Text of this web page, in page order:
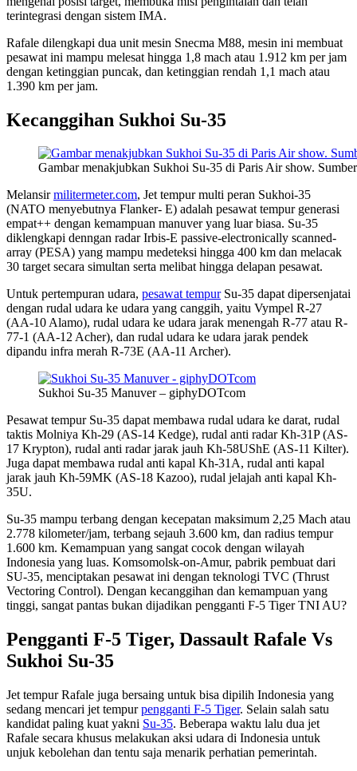
terintegrasi dengan sistem IMA.
Rafale dilengkapi dua unit mesin Snecma M88, mesin ini membuat
pesawat ini mampu melesat hingga 1,8 mach atau 1.912 km per jam
dengan ketinggian puncak, dan ketinggian rendah 1,1 mach atau
1.390 km per jam.
Kecanggihan Sukhoi Su-35
Gambar menakjubkan Sukhoi Su-35 di Paris Air show.
Melansirmilitermeter.com, Jet tempur multi peran Sukhoi-35
(NATO menyebutnya Flanker- E) adalah pesawat tempur generasi
empat++ dengan kemampuan manuver yang luar biasa. Su-35
diklengkapi denngan radar Irbis-E passive-electronically scanned-
array (PESA) yang mampu medeteksi hingga 400 km dan melacak
30 target secara simultan serta melibat hingga delapan pesawat.
Untuk pertempuran udara, pesawat tempurSu-35 dapat dipersenjatai
dengan rudal udara ke udara yang canggih, yaitu Vympel R-27
(AA-10 Alamo), rudal udara ke udara jarak menengah R-77 atau R-
77-1 (AA-12 Acher), dan rudal udara ke udara jarak pendek
dipandu infra merah R-73E (AA-11 Archer).
Sukhoi Su-35 Manuver – giphyDOTcom
Pesawat tempur Su-35 dapat membawa rudal udara ke darat, rudal
taktis Molniya Kh-29 (AS-14 Kedge), rudal anti radar Kh-31P (AS-
17 Krypton), rudal anti radar jarak jauh Kh-58UShE (AS-11 Kilter).
Juga dapat membawa rudal anti kapal Kh-31A, rudal anti kapal
jarak jauh Kh-59MK (AS-18 Kazoo), rudal jelajah anti kapal Kh-
35U.
Su-35 mampu terbang dengan kecepatan maksimum 2,25 Mach atau
2.778 kilometer/jam, terbang sejauh 3.600 km, dan radius tempur
1.600 km. Kemampuan yang sangat cocok dengan wilayah
Indonesia yang luas. Komsomolsk-on-Amur, pabrik pembuat dari
SU-35, menciptakan pesawat ini dengan teknologi TVC (Thrust
Vectoring Control). Dengan kecanggihan dan kemampuan yang
tinggi, sangat pantas bukan dijadikan pengganti F-5 Tiger TNI AU?
Pengganti F-5 Tiger, Dassault Rafale Vs
Sukhoi Su-35
Jet tempur Rafale juga bersaing untuk bisa dipilih Indonesia yang
sedang mencari jet tempurpengganti F-5 Tiger. Selain salah satu
kandidat paling kuat yakni Su-35. Beberapa waktu lalu dua jet
Rafale secara khusus melakukan aksi udara di Indonesia untuk
unjuk kebolehan dan tentu saja menarik perhatian pemerintah.